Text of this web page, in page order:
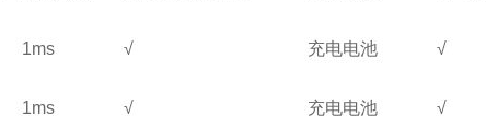
1ms √ 充电电池 √
1ms √ 充电电池 √